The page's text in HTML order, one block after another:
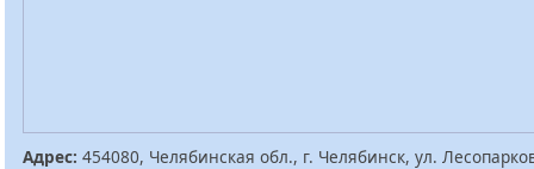
Адрес: 454080, Челябинская обл., г. Челябинск, ул.